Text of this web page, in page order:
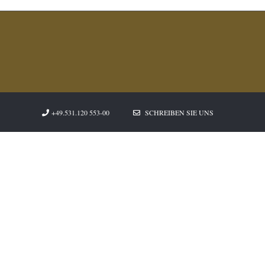
+49.531.120 553-00 SCHREIBEN SIE UNS